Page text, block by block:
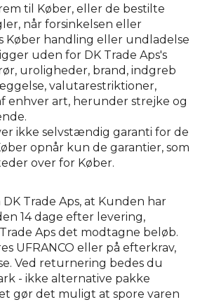
til Køber, eller de bestilte
når forsinkelsen eller
Køber handling eller undladelse
uden for DK Trade Aps's
uroligheder, brand, indgreb
valutarestriktioner,
enhver art, herunder strejke og
ikke selvstændig garanti for de
opnår kun de garantier, som
over for Køber.
Trade Aps, at Kunden har
14 dage efter levering,
Aps det modtagne beløb.
UFRANCO eller på efterkrav,
Ved returnering bedes du
- ikke alternative pakke
gør det muligt at spore varen